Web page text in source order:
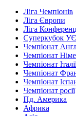
Ліга Чемпіонів
Ліга Європи
Ліга
Суперкубок
Чемпіонат
Чемпіонат
Чемпіонат
Чемпіонат
Чемпіонат
Чемпіонат росії
Пд. Америка
Африка